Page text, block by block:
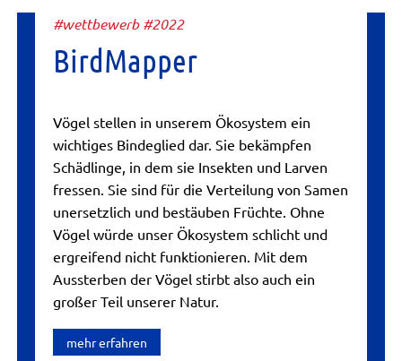
#wettbewerb #2022
BirdMapper
Vögel stellen in unserem Ökosystem ein
wichtiges Bindeglied dar. Sie bekämpfen
Schädlinge, in dem sie Insekten und Larven
fressen. Sie sind für die Verteilung von Samen
unersetzlich und bestäuben Früchte. Ohne
Vögel würde unser Ökosystem schlicht und
ergreifend nicht funktionieren. Mit dem
Aussterben der Vögel stirbt also auch ein
großer Teil unserer Natur.
mehr erfahren